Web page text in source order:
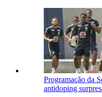
Programação da
antidoping